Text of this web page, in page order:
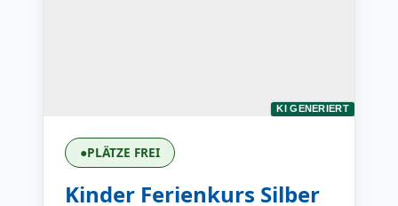
KI GENERIERT
●PLÄTZE FREI
Kinder Ferienkurs Silber